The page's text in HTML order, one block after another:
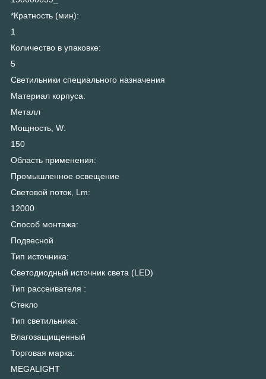
*Кратность (мин):
1
Количество в упаковке:
5
Светильники специального назначения
Материал корпуса:
Металл
Мощность, W:
150
Область применения:
Промышленное освещение
Световой поток, Lm:
12000
Способ монтажа:
Подвесной
Тип источника:
Светодиодный источник света (LED)
Тип рассеивателя :
Стекло
Тип светильника:
Влагозащищенный
Торговая марка:
MEGALIGHT